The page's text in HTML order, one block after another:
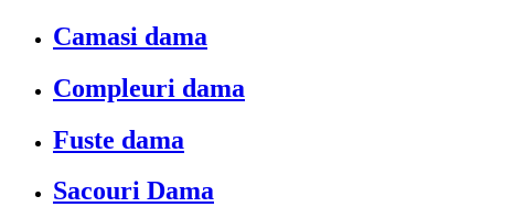
Camasi dama
Compleuri dama
Fuste dama
Sacouri Dama